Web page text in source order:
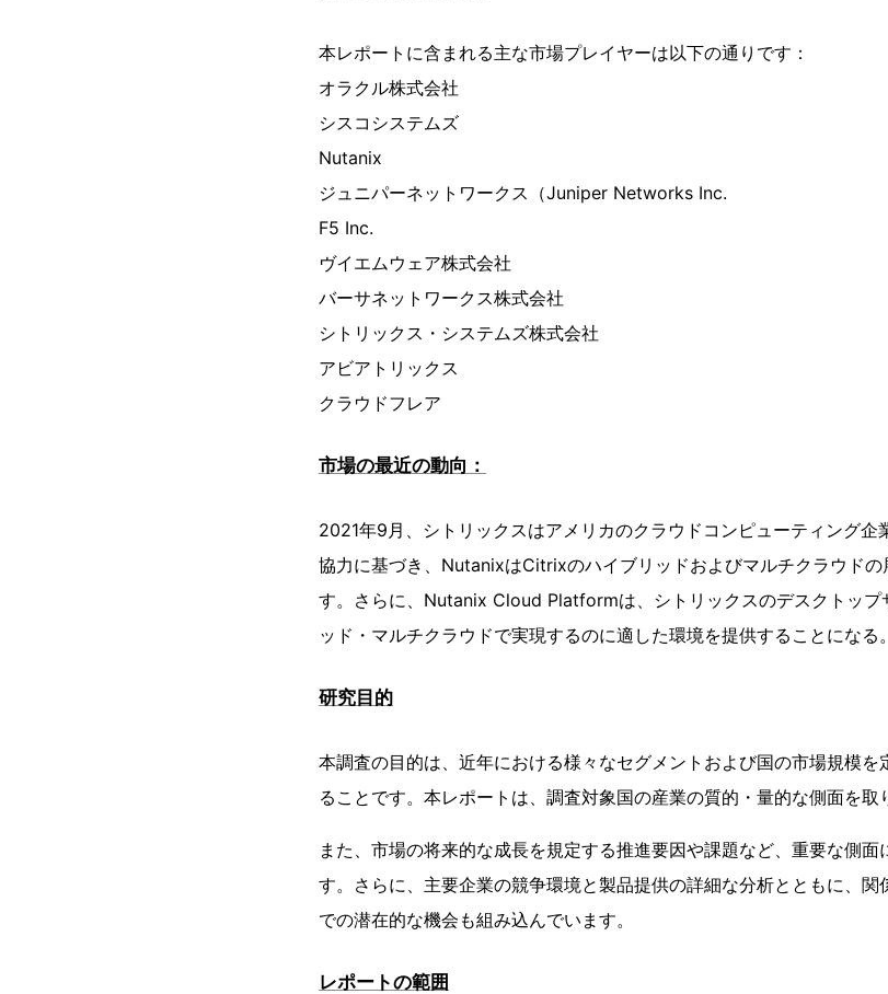
本レポートに含まれる主な市場プレイヤーは以下の通りです：
オラクル株式会社
シスコシステムズ
Nutanix
ジュニパーネットワークス（Juniper Networks Inc.
F5 Inc.
ヴイエムウェア株式会社
バーサネットワークス株式会社
シトリックス・システムズ株式会社
アビアトリックス
クラウドフレア
市場の最近の動向：
2021年9月、シトリックスはアメリカのクラウドコンピューティング
協力に基づき、NutanixはCitrixのハイブリッドおよびマルチクラウドの
す。さらに、Nutanix Cloud Platformは、シトリックスのデスクトップ
ッド・マルチクラウドで実現するのに適した環境を提供することになる。
研究目的
本調査の目的は、近年における様々なセグメントおよび国の市場規模
ることです。本レポートは、調査対象国の産業の質的・量的な側面を取
また、市場の将来的な成長を規定する推進要因や課題など、重要な側面
す。さらに、主要企業の競争環境と製品提供の詳細な分析とともに、
での潜在的な機会も組み込んでいます。
レポートの範囲